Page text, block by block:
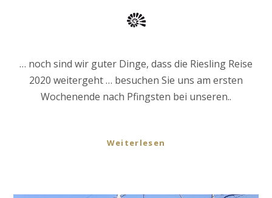
… noch sind wir guter Dinge, dass die Riesling Reise
2020 weitergeht … besuchen Sie uns am ersten
Wochenende nach Pfingsten bei unseren..
Weiterlesen